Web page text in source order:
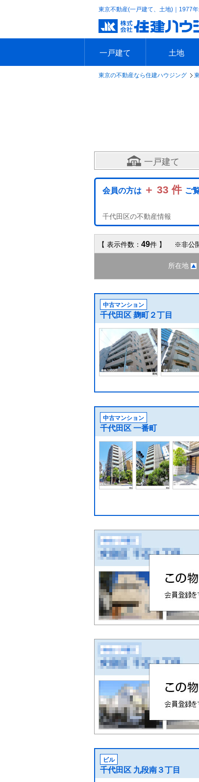
東京不動産(一戸建て、土地)｜1977
一戸建て
エリアで探す
沿線で探す
新築一戸建て
中古一戸建て
本日の新着物件
今週の新着物件
土地
エリアで探
沿線で探す
本日の新着
今週の新着
東京の不動産なら住建ハウジング
一戸建て
会員の方は ＋ 33 件 ご
千代田区の不動産情報
【 表示件数： 49件 】 ※非公
所在地
中古マンション
千代田区 麹町２丁目
中古マンション
千代田区 一番町
ビル
千代田区 九段南３丁目